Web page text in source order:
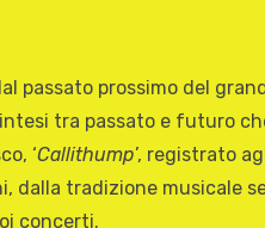
prossimo del
tra passato e futuro
‘Callithump’, registrato
dalla tradizione musicale
concerti.